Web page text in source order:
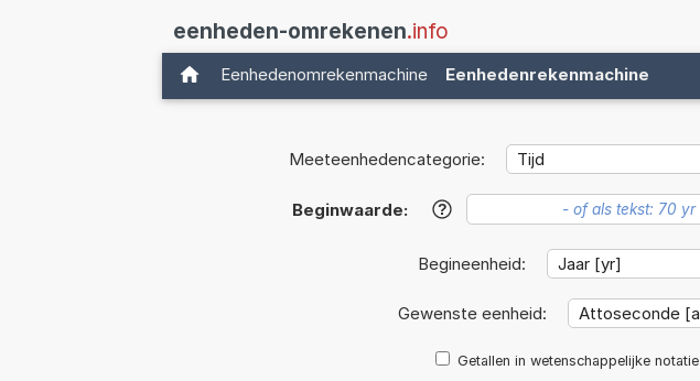
eenheden-omrekenen.info
Eenhedenomrekenmachine Eenhedenrekenmachine
Meeteenhedencategorie:
Beginwaarde: ?
Begineenheid:
Gewenste eenheid:
Getallen in wetenschappelijke notatie